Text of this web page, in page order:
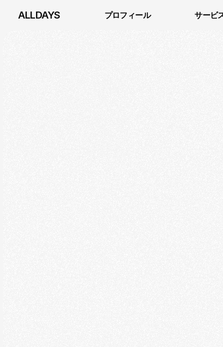
ALLDAYS プロフィール サービ